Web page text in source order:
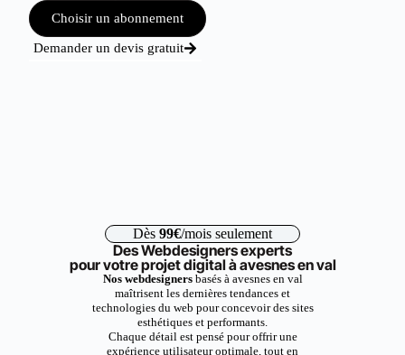
Choisir un abonnement
Demander un devis gratuit
Dès 99€/mois seulement
Des Webdesigners experts
pour votre projet digital à avesnes en val
Nos webdesignersbasés à avesnes en val
maîtrisent les dernières tendances et
technologies du web pour concevoir des sites
esthétiques et performants.
Chaque détail est pensé pour offrir une
expérience utilisateur optimale, tout en